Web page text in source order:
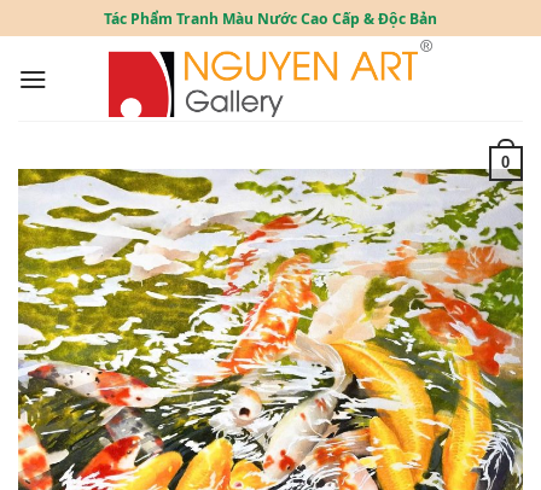
to
content
Tác Phẩm Tranh Màu Nước Cao Cấp & Độc Bản
0